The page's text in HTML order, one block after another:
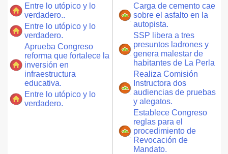
Entre lo utópico y lo
verdadero..
Entre lo utópico y lo
verdadero.
Aprueba Congreso
reforma que fortalece la
inversión en
infraestructura
educativa.
Entre lo utópico y lo
verdadero.
Carga de cemento cae
sobre el asfalto en la
autopista.
SSP libera a tres
presuntos ladrones y
genera malestar de
habitantes de La Perla
Realiza Comisión
Instructora dos
audiencias de pruebas
y alegatos.
Establece Congreso
reglas para el
procedimiento de
Revocación de
Mandato.